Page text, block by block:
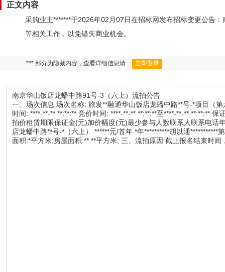
正文内容
采购业主*******于2026年02月07日在招标网发布招标变更公告
等相关工作，以免错失商业机会。
*** 部分为隐藏内容，查看详细信息请 立即登录
南京华山饭店龙蟠中路91号-3（六上）流拍公告
一、场次信息 场次名称: 旅发**融通华山饭店龙蟠中路**号-*项目（
时间: ****-**-** **:**:** 竞价时间: ****-**-** **:**:**至****-**-** **:**:**
拍价租赁期限保证金(元)加价幅度(元)最少参与人数联系人联系电话
店龙蟠中路**号-*（六上） ******元/首年 *年**********胡以通
面积:*平方米;房屋面积:**.**平方米; 三、流拍原因 截止报名结束时